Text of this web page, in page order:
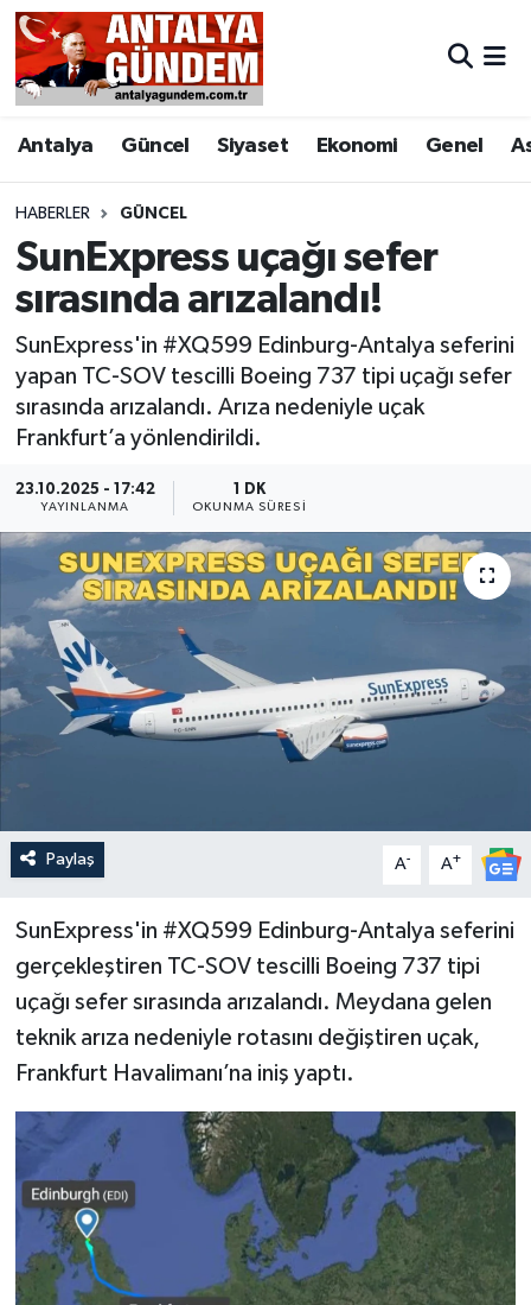
Antalya Güncel Siyaset Ekonomi Genel
HABERLER GÜNCEL
SunExpress uçağı sefer
sırasında arızalandı!
SunExpress'in #XQ599 Edinburg-Antalya seferini
yapan TC-SOV tescilli Boeing 737 tipi uçağı sefer
sırasında arızalandı. Arıza nedeniyle uçak
Frankfurt’a yönlendirildi.
23.10.2025 - 17:42
YAYINLANMA
1 DK
OKUNMA SÜRESI
Paylaş A- A+
SunExpress'in #XQ599 Edinburg-Antalya seferini
gerçekleştiren TC-SOV tescilli Boeing 737 tipi
uçağı sefer sırasında arızalandı. Meydana gelen
teknik arıza nedeniyle rotasını değiştiren uçak,
Frankfurt Havalimanı’na iniş yaptı.
Antalya
Asayiş
Bilim & Teknoloji
Bölge
EĞİTİM
Görüntülü Haber
Güncel
Kültür & Sanat
Magazin
Siyaset
Spor
Antalya Nöbetçi Eczaneler
Antalya Hava Durumu
Antalya Namaz Vakitleri
Antalya Trafik Yoğunluk Haritası
Süper Lig Puan Durumu ve Fikstür
Son Dakika Haberleri
Haber Arşivi